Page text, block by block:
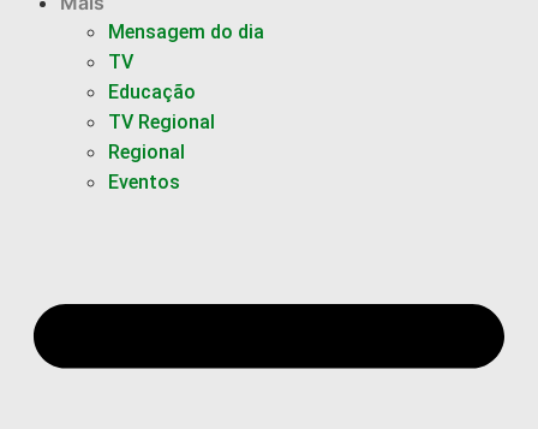
Mensagem do dia
TV
Educação
TV Regional
Regional
Eventos